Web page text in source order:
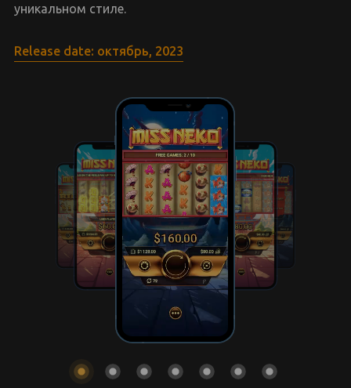
уникальном стиле.
Release date: октябрь, 2023